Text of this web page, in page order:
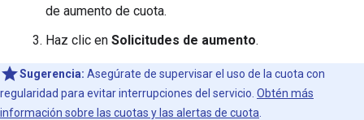
de aumento de cuota.
Haz clic en Solicitudes de aumento.
Sugerencia: Asegúrate de supervisar el uso de la cuota con
regularidad para evitar interrupciones del servicio. Obtén más
información sobre las cuotas y las alertas de cuota